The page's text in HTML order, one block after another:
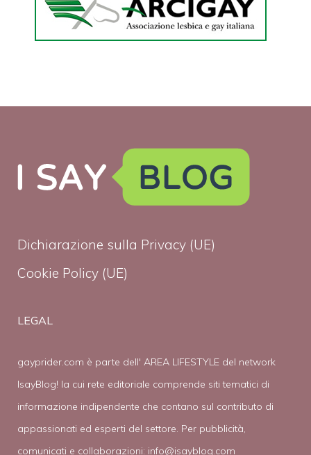
Dichiarazione sulla Privacy (UE)
Cookie Policy (UE)
LEGAL
gayprider.com è parte dell' AREA LIFESTYLE del network
IsayBlog! la cui rete editoriale comprende siti tematici di
informazione indipendente che contano sul contributo di
appassionati ed esperti del settore. Per pubblicità,
comunicati e collaborazioni: info@isayblog.com